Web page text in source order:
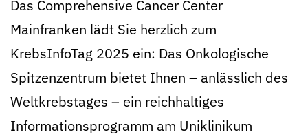
Das Comprehensive Cancer Center
Mainfranken lädt Sie herzlich zum
KrebsInfoTag 2025 ein: Das Onkologische
Spitzenzentrum bietet Ihnen – anlässlich des
Weltkrebstages – ein reichhaltiges
Informationsprogramm am Uniklinikum